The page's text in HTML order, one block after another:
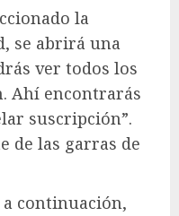
la
se abrirá una
ver todos los
Ahí encontrarás
suscripción”.
de las garras de
a continuación,